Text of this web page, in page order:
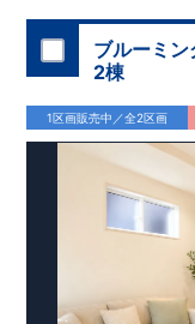
ブルーミ
2棟
1区画販売中／全2区画